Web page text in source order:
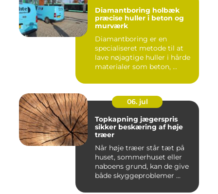
Diamantboring holbæk
præcise huller i beton og
murværk
Diamantboring er en
specialiseret metode til at
lave nøjagtige huller i hårde
materialer som beton, ...
06. jul
Topkapning jægerspris
sikker beskæring af høje
træer
Når høje træer står tæt på
huset, sommerhuset eller
naboens grund, kan de give
både skyggeproblemer ...